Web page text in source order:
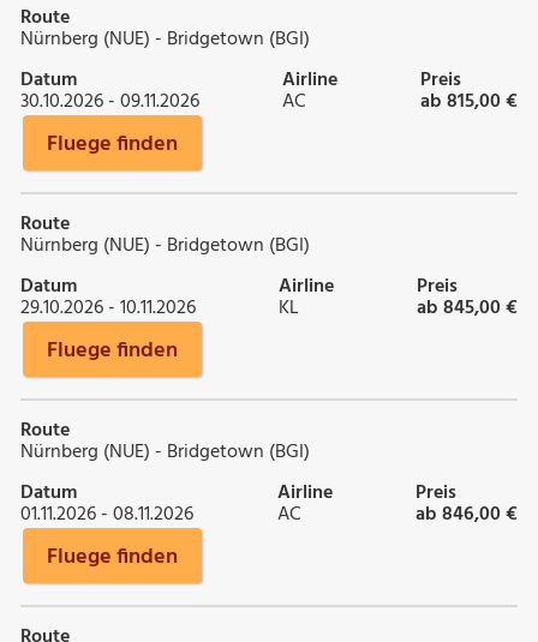
Route
Nürnberg (NUE) - Bridgetown (BGI)
Datum
30.10.2026 - 09.11.2026
Airline
AC
Preis
ab 815,00 €
Fluege finden
Route
Nürnberg (NUE) - Bridgetown (BGI)
Datum
29.10.2026 - 10.11.2026
Airline
KL
Preis
ab 845,00 €
Fluege finden
Route
Nürnberg (NUE) - Bridgetown (BGI)
Datum
01.11.2026 - 08.11.2026
Airline
AC
Preis
ab 846,00 €
Fluege finden